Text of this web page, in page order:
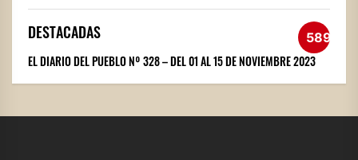
DESTACADAS 589
EL DIARIO DEL PUEBLO Nº 328 – DEL 01 AL 15 DE NOVIEMBRE 2023